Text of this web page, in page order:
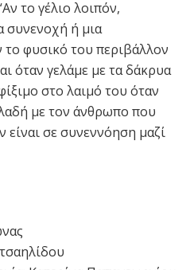
το γέλιο λοιπόν,
συνενοχή ή μια
φυσικό του περιβάλλον
όταν γελάμε με τα δάκρυα
στο λαιμό του όταν
με τον άνθρωπο που
είναι σε συνεννόηση μαζί